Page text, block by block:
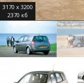
3170 x 3200
2370 кб